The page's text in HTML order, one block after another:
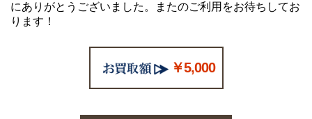
にありがとうございました。またのご利用をお待ちしてお
ります！
￥5,000